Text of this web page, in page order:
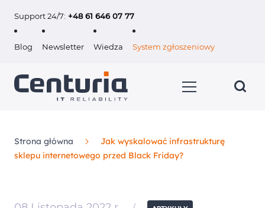
Support 24/7: +48 61 646 07 77
Blog Newsletter Wiedza System zgłoszeniowy
Klienci
Strona główna
Jak wyskalować infrastrukturę
sklepu internetowego przed Black Friday?